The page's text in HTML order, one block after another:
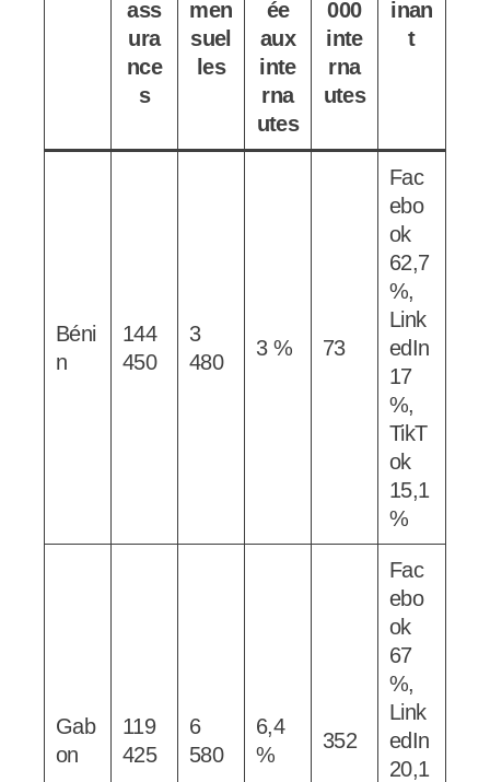
ass
ura
nce
s
men
suel
les
ée
aux
inte
rna
utes
000
inte
rna
utes
inan
t
Béni
n
144
450
3
480
3 % 73
Fac
ebo
ok
62,7
%,
Link
edIn
17
%,
TikT
ok
15,1
%
Gab
on
119
425
6
580
6,4
%
352
Fac
ebo
ok
67
%,
Link
edIn
20,1